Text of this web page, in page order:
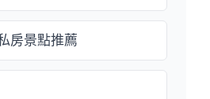
房景點推薦